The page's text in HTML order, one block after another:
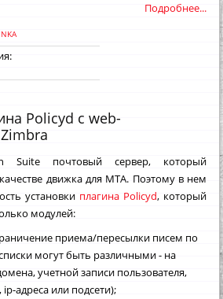
Подробнее...
Policyd с web-
Suite почтовый сервер, который
движка для MTA. Поэтому в нем
установки плагина Policyd, который
модулей:
приема/пересылки писем по
могут быть различными - на
учетной записи пользователя,
адреса или подсети);